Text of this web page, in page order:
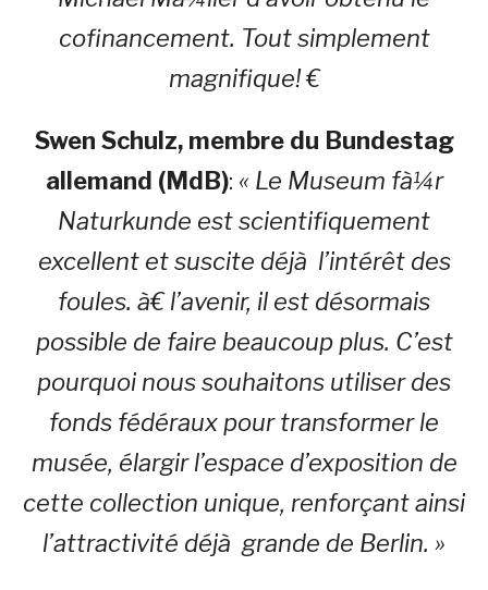
cofinancement. Tout simplement
magnifique! €
Swen Schulz, membre du Bundestag
allemand (MdB): « Le Museum fà¼r
Naturkunde est scientifiquement
excellent et suscite déjà l’intérêt des
foules. à€ l’avenir, il est désormais
possible de faire beaucoup plus. C’est
pourquoi nous souhaitons utiliser des
fonds fédéraux pour transformer le
musée, élargir l’espace d’exposition de
cette collection unique, renforçant ainsi
l’attractivité déjà grande de Berlin. »